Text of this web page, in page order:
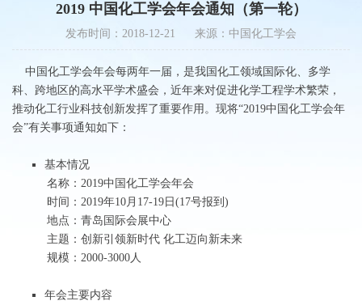
2019 中国化工学会年会通知（第一轮）
发布时间：2018-12-21 来源：中国化工学会
中国化工学会年会每两年一届，是我国化工领域国际化、多学
科、跨地区的高水平学术盛会，近年来对促进化学工程学术繁荣，
推动化工行业科技创新发挥了重要作用。现将“2019中国化工学会年
会”有关事项通知如下：
基本情况
名称：2019中国化工学会年会
时间：2019年10月17-19日(17号报到)
地点：青岛国际会展中心
主题：创新引领新时代 化工迈向新未来
规模：2000-3000人
年会主要内容